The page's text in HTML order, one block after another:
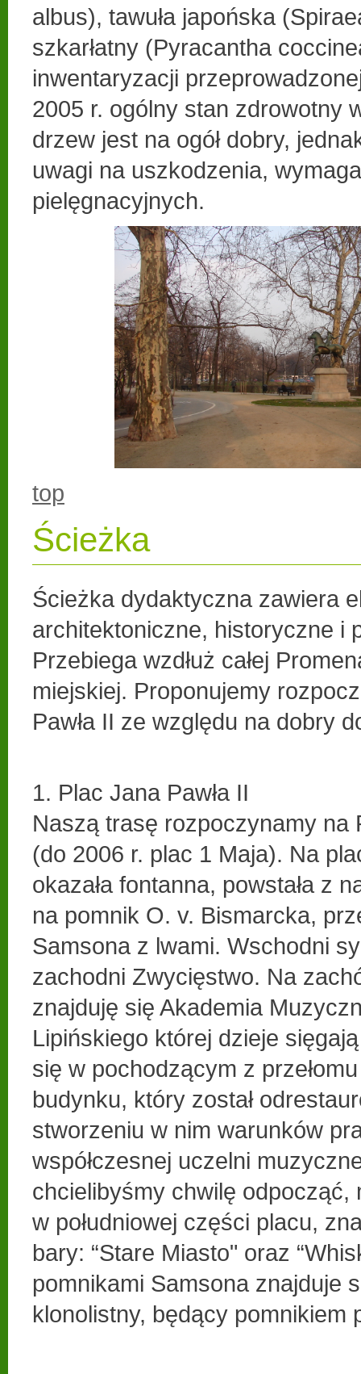
albus), tawuła japońska
szkarłatny (Pyracantha
inwentaryzacji
2005 r. ogólny stan zdrowotny
drzew jest na ogół dobry,
uwagi na uszkodzenia,
pielęgnacyjnych.
top
Ścieżka
Ścieżka dydaktyczna zawiera
architektoniczne, historyczne i
Przebiega wzdłuż całej
miejskiej. Proponujemy
Pawła II ze względu na dobry
1. Plac Jana Pawła II
Naszą trasę rozpoczynamy na
(do 2006 r. plac 1 Maja). Na
okazała fontanna, powstała z
na pomnik O. v. Bismarcka,
Samsona z lwami. Wschodni
zachodni Zwycięstwo. Na
znajduję się Akademia
Lipińskiego której dzieje
się w pochodzącym z
budynku, który został
stworzeniu w nim warunków
współczesnej uczelni
chcielibyśmy chwilę odpocząć,
w południowej części placu,
bary: “Stare Miasto" oraz
pomnikami Samsona znajduje
klonolistny, będący pomnikiem